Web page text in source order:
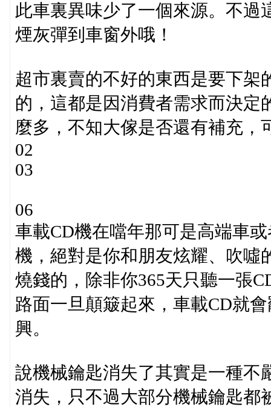
此車裏異味少了一個來源。不過
煙灰彈到車窗外哦！
超市裏賣的不好的東西是要下架
的，這都是因消費者需求而決定
麼多，不知大傢是否還有補充，
02
03
06
車載CD機在噹年那可是高端車
機，絕對是你和朋友炫耀、吹噓
燒錢的，除非你365天只聽一張
路面一旦顛簸起來，車載CD就
興。
說機械鑰匙消失了其實是一種不
消失，只不過大部分機械鑰匙都